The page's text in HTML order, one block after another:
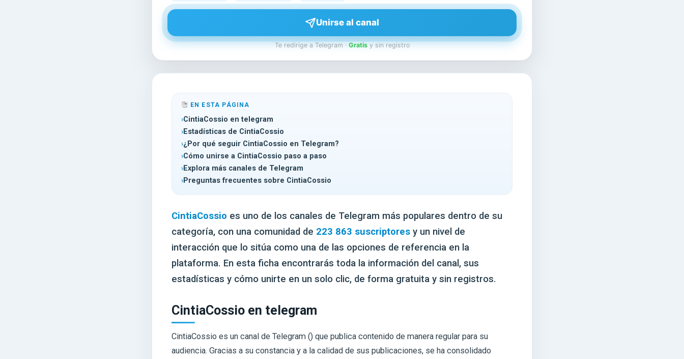
Unirse al canal
Te redirige a Telegram · Gratisy sin registro
EN ESTA PÁGINA
CintiaCossio en telegram
Estadísticas de CintiaCossio
¿Por qué seguir CintiaCossio en Telegram?
Cómo unirse a CintiaCossio paso a paso
Explora más canales de Telegram
Preguntas frecuentes sobre CintiaCossio
CintiaCossio es uno de los canales de Telegram más populares dentro de su
categoría, con una comunidad de 223 863 suscriptores y un nivel de
interacción que lo sitúa como una de las opciones de referencia en la
plataforma. En esta ficha encontrarás toda la información del canal, sus
estadísticas y cómo unirte en un solo clic, de forma gratuita y sin registros.
CintiaCossio en telegram
CintiaCossio es un canal de Telegram () que publica contenido de manera regular para su
audiencia. Gracias a su constancia y a la calidad de sus publicaciones, se ha consolidado